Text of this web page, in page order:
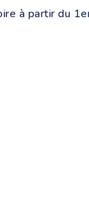
à partir du